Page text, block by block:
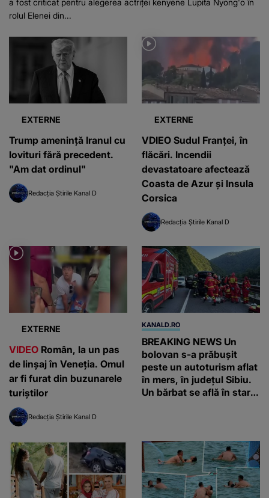
a fost criticat pentru alegerea actriței kenyene Lupita Nyong'o în
rolul Elenei din...
EXTERNE
Trump amenință Iranul cu
lovituri fără precedent.
"Am dat ordinul"
Redacția Știrile Kanal D
EXTERNE
VDIEO Sudul Franței, în
flăcări. Incendii
devastatoare afectează
Coasta de Azur și Insula
Corsica
Redacția Știrile Kanal D
EXTERNE
VIDEO Român, la un pas
de linșaj în Veneția. Omul
ar fi furat din buzunarele
turiștilor
Redacția Știrile Kanal D
KANALD.RO
BREAKING NEWS Un
bolovan s-a prăbușit
peste un autoturism aflat
în mers, în județul Sibiu.
Un bărbat se află în stare